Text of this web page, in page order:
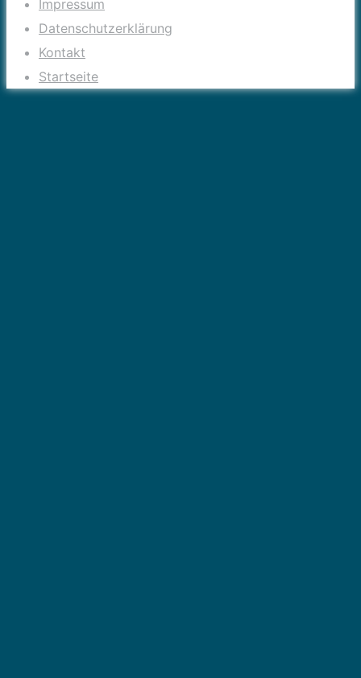
Impressum
Datenschutzerklärung
Kontakt
Startseite